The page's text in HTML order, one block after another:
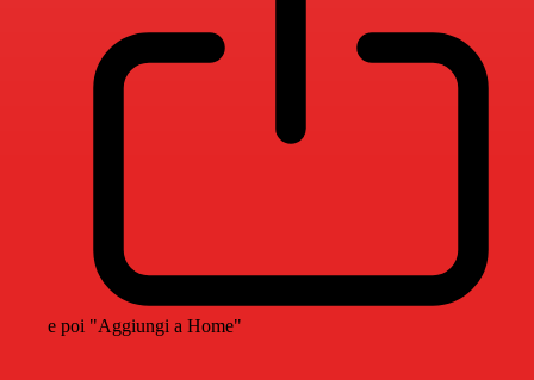
e poi "Aggiungi a Home"